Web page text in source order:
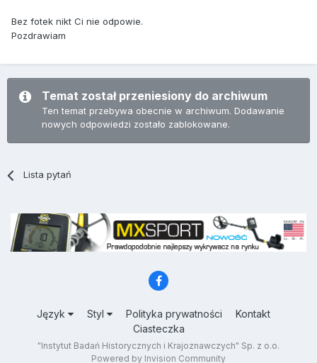
Bez fotek nikt Ci nie odpowie.
Pozdrawiam
Temat został przeniesiony do archiwum
Ten temat przebywa obecnie w archiwum. Dodawanie
nowych odpowiedzi zostało zablokowane.
Lista pytań
Język Styl Polityka prywatności
Kontakt
Ciasteczka
"Instytut Badań Historycznych i Krajoznawczych" Sp. z o.o.
Powered by Invision Community